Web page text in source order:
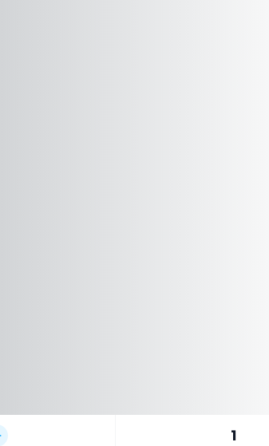
1